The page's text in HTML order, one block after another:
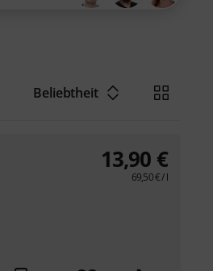
Beliebtheit
13,90 €
69,50€/ l